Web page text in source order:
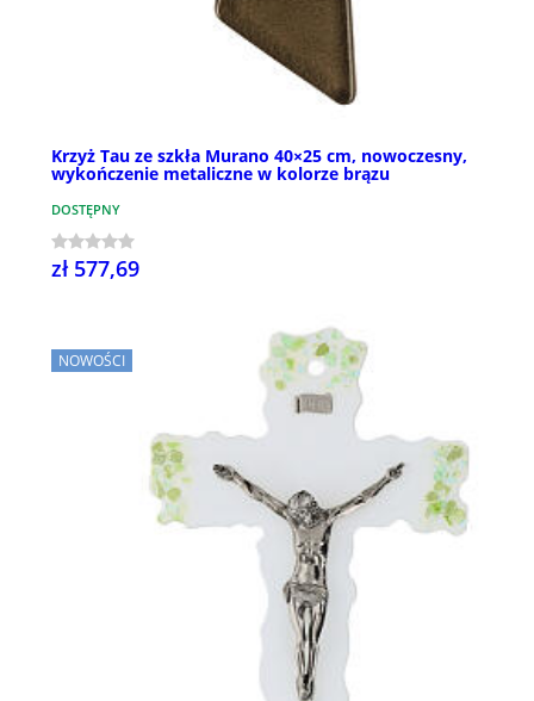
Krzyż Tau ze szkła Murano 40×25 cm, nowoczesny,
wykończenie metaliczne w kolorze brązu
DOSTĘPNY
zł 577,69
NOWOŚCI